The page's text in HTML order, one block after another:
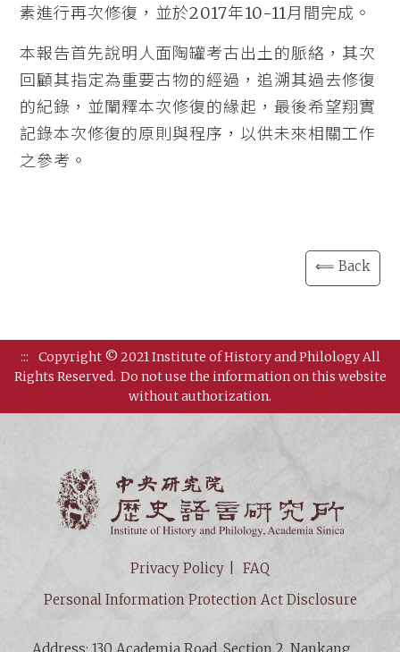
素進行再次修復，並於2017年10-11月間完成。
本報告首先說明人面陶罐考古出土的脈絡，其次
回顧其指定為重要古物的經過，追溯其過去修復
的紀錄，並闡釋本次修復的緣起，最後希望翔實
記錄本次修復的原則與程序，以供未來相關工作
之參考。
⟸ Back
:::
Copyright © 2021 Institute of History and Philology All
Rights Reserved. Do not use the information on this website
without authorization.
Privacy Policy
FAQ
Personal Information Protection Act Disclosure
Address: 130 Academia Road, Section 2, Nankang,